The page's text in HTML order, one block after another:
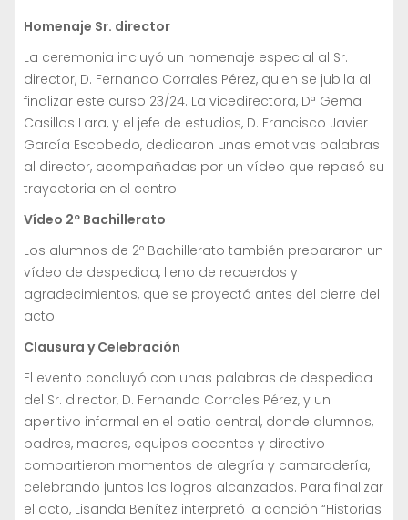
Homenaje Sr. director
La ceremonia incluyó un homenaje especial al Sr.
director, D. Fernando Corrales Pérez, quien se jubila al
finalizar este curso 23/24. La vicedirectora, Dª Gema
Casillas Lara, y el jefe de estudios, D. Francisco Javier
García Escobedo, dedicaron unas emotivas palabras
al director, acompañadas por un vídeo que repasó su
trayectoria en el centro.
Vídeo 2º Bachillerato
Los alumnos de 2º Bachillerato también prepararon un
vídeo de despedida, lleno de recuerdos y
agradecimientos, que se proyectó antes del cierre del
acto.
Clausura y Celebración
El evento concluyó con unas palabras de despedida
del Sr. director, D. Fernando Corrales Pérez, y un
aperitivo informal en el patio central, donde alumnos,
padres, madres, equipos docentes y directivo
compartieron momentos de alegría y camaradería,
celebrando juntos los logros alcanzados. Para finalizar
el acto, Lisanda Benítez interpretó la canción “Historias